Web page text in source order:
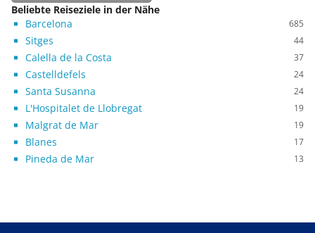
Beliebte Reiseziele in der Nähe
Barcelona
685
Sitges 44
Calella de la Costa 37
Castelldefels 24
Santa Susanna 24
L'Hospitalet de Llobregat 19
Malgrat de Mar 19
Blanes 17
Pineda de Mar 13